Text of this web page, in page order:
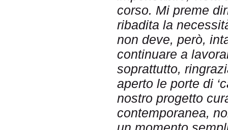
corso. Mi preme
ribadita la
non deve, però,
continuare a
soprattutto,
aperto le porte di
nostro progetto
contemporanea,